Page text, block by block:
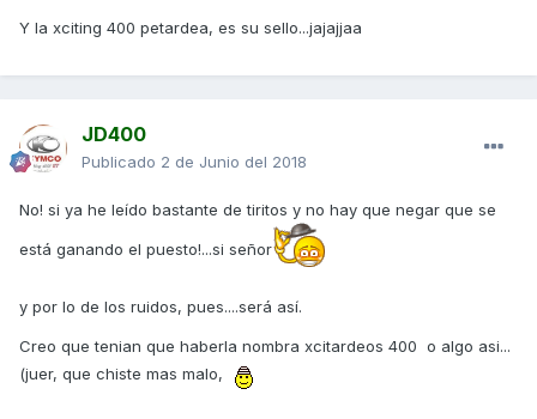
Y la xciting 400 petardea, es su sello...jajajjaa
JD400
Publicado 2 de Junio del 2018
No! si ya he leído bastante de tiritos y no hay que negar que se
está ganando el puesto!...si señor
y por lo de los ruidos, pues....será así.
Creo que tenian que haberla nombra xcitardeos 400 o algo asi...
(juer, que chiste mas malo,